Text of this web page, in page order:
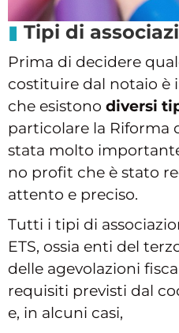
Tipi di
Prima di decidere
costituire dal notaio è
che esistono diversi
particolare la Riforma
stata molto
no profit che è stato
attento e preciso.
Tutti i tipi di
ETS, ossia enti del
delle agevolazioni
requisiti previsti dal
e, in alcuni casi,